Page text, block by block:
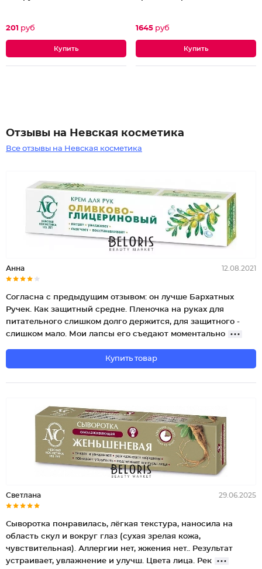
201 руб 1645 руб
Отзывы на Невская косметика
Все отзывы на Невская косметика
Анна 12.08.2021
Согласна с предыдущим отзывом: он лучше Бархатных
Ручек. Как защитный средне. Пленочка на руках для
питательного слишком долго держится, для защитного -
слишком мало. Мои лапсы его съедают моментально
Купить товар
Светлана 29.06.2025
Сыворотка понравилась, лёгкая текстура, наносила на
область скул и вокруг глаз (сухая зрелая кожа,
чувствительная). Аллергии нет, жжения нет.. Результат
устраивает, увлажнение и улучш. Цвета лица. Рек